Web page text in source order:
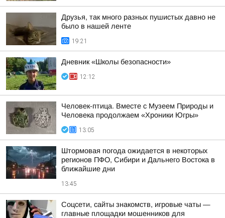
Друзья, так много разных пушистых давно не
было в нашей ленте
19:21
Дневник «Школы безопасности»
12:12
Человек-птица. Вместе с Музеем Природы и
Человека продолжаем «Хроники Югры»
13:05
Штормовая погода ожидается в некоторых
регионов ПФО, Сибири и Дальнего Востока в
ближайшие дни
13:45
Соцсети, сайты знакомств, игровые чаты —
главные площадки мошенников для